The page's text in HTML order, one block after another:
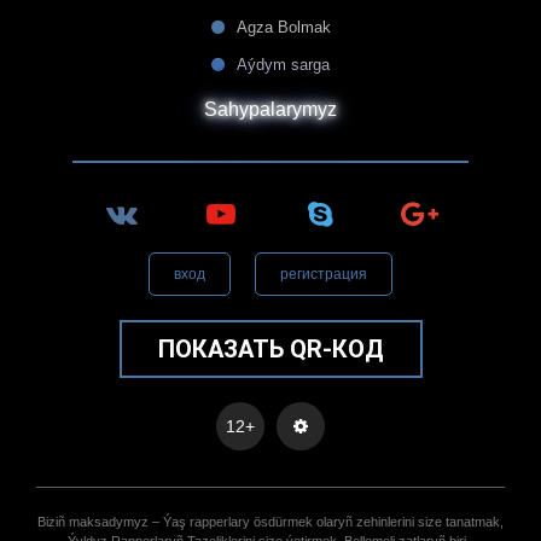
Agza Bolmak
Aýdym sarga
Sahypalarymyz
вход регистрация
ПОКАЗАТЬ QR-КОД
12+
Biziñ maksadymyz – Ýaş rapperlary ösdürmek olaryñ zehinlerini size tanatmak,